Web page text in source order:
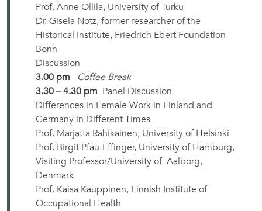
Prof. Anne Ollila, University of Turku
Dr. Gisela Notz, former researcher of the
Historical Institute, Friedrich Ebert Foundation
Bonn
Discussion
3.00 pm
Coffee Break
3.30 – 4.30 pm Panel Discussion
Differences in Female Work in Finland and
Germany in Different Times
Prof. Marjatta Rahikainen, University of Helsinki
Prof. Birgit Pfau-Effinger, University of Hamburg,
Visiting Professor/University of Aalborg,
Denmark
Prof. Kaisa Kauppinen, Finnish Institute of
Occupational Health